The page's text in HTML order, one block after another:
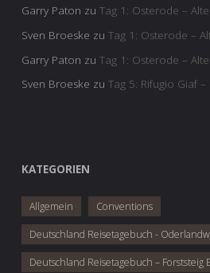
Garry Paton zu Tag 1: Osterode –
Sven Broeske zu Tag 1: Osterode –
Garry Paton zu Tag 1: Osterode –
Sven Broeske zu Tag 5: Rifugio Giaf
KATEGORIEN
Allgemein Conventions
Deutschland Reisetagebuch -
Deutschland Reisetagebuch – Forststeig